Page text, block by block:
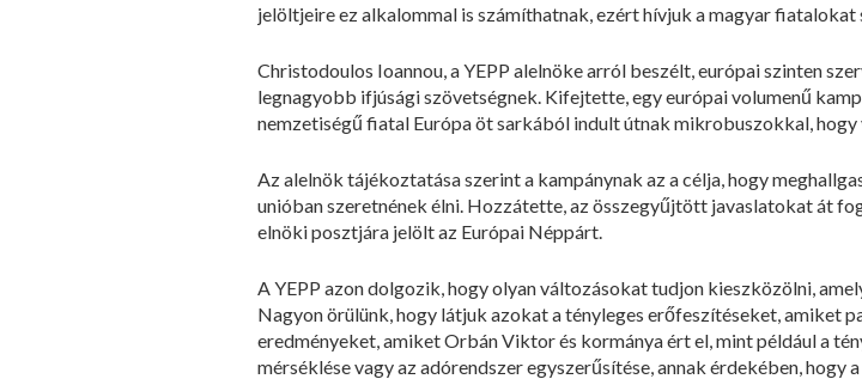
jelöltjeire ez alkalommal is számíthatnak, ezért hívjuk a magyar
Christodoulos Ioannou, a YEPP alelnöke arról beszélt, európai szinten
legnagyobb ifjúsági szövetségnek. Kifejtette, egy európai volumenű
nemzetiségű fiatal Európa öt sarkából indult útnak mikrobuszokkal,
Az alelnök tájékoztatása szerint a kampánynak az a célja, hogy
unióban szeretnének élni. Hozzátette, az összegyűjtött javaslatokat át
elnöki posztjára jelölt az Európai Néppárt.
A YEPP azon dolgozik, hogy olyan változásokat tudjon kieszközölni,
Nagyon örülünk, hogy látjuk azokat a tényleges erőfeszítéseket, amiket
eredményeket, amiket Orbán Viktor és kormánya ért el, mint például a
mérséklése vagy az adórendszer egyszerűsítése, annak érdekében,